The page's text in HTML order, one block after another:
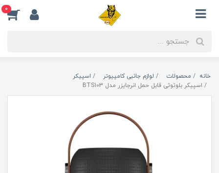
0
خانه محصولات لوازم جانبی کامپیوتر
اسپیکر
اسپیکر بلوتوثی قابل حمل انرجایزر مدل BTS103